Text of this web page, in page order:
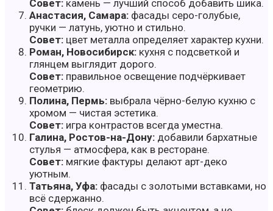
Совет: камень — лучший способ добавить шика.
Анастасия, Самара: фасады серо-голубые,
ручки — латунь, уютно и стильно.
Совет: цвет металла определяет характер кухни.
Роман, Новосибирск: кухня с подсветкой и
глянцем выглядит дорого.
Совет: правильное освещение подчёркивает
геометрию.
Полина, Пермь: выбрала чёрно-белую кухню с
хромом — чистая эстетика.
Совет: игра контрастов всегда уместна.
Галина, Ростов-на-Дону: добавили бархатные
стулья — атмосфера, как в ресторане.
Совет: мягкие фактуры делают арт-деко
уютным.
Татьяна, Уфа: фасады с золотыми вставками, но
всё сдержанно.